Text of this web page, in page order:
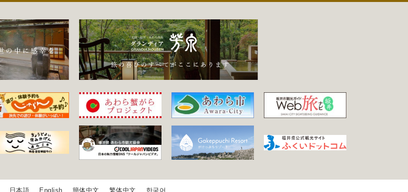
日本語 English 簡体中文 繁体中文 한국어